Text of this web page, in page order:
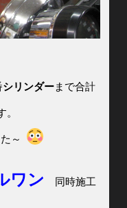
シリンダーまで合計
～
ワン 同時施工